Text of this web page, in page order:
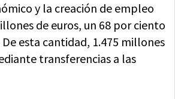
y la creación de empleo
de euros, un 68 por ciento
De esta cantidad, 1.475 millones
transferencias a las